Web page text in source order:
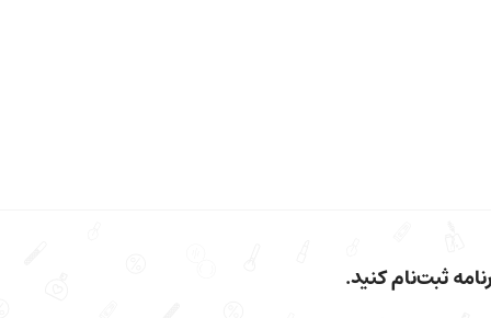
ثبت‌نام کنید.